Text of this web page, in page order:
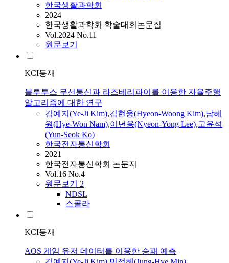
한국생활과학회
2024
한국생활과학회 학술대회논문집
Vol.2024 No.11
원문보기
KCI등재
블루투스 무선통신과 라즈베리파이를 이용한 자율주행
알고리즘에 대한 연구
김예지 (Ye-Ji Kim),김현웅(Hyeon-Woong Kim),남혜
원(Hye-Won Nam),이년용(Nyeon-Yong Lee),고윤석
(Yun-Seok Ko)
한국전자통신학회
2021
한국전자통신학회 논문지
Vol.16 No.4
원문보기 2
NDSL
스콜라
KCI등재
AOS 게임 유저 데이터를 이용한 승패 예측